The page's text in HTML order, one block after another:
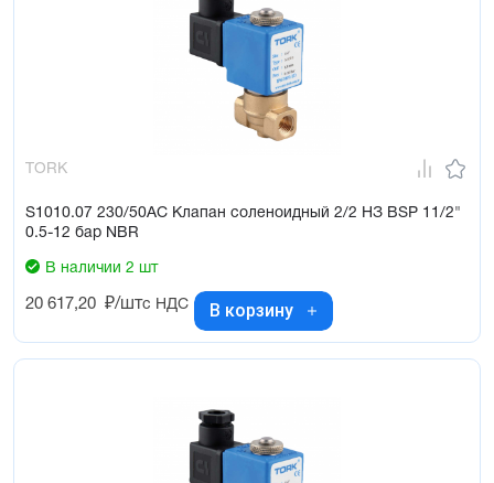
TORK
S1010.07 230/50AC Клапан соленоидный 2/2 НЗ BSP 11/2"
0.5-12 бар NBR
В наличии 2 шт
20 617,20 ₽/штс НДС В корзину